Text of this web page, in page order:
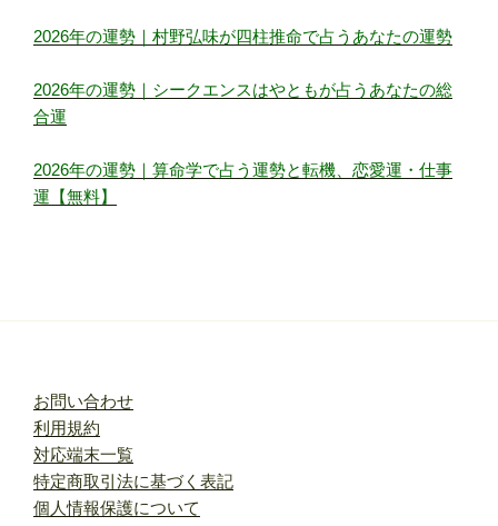
2026年の運勢｜村野弘味が四柱推命で占うあなたの運勢
2026年の運勢｜シークエンスはやともが占うあなたの総
合運
2026年の運勢｜算命学で占う運勢と転機、恋愛運・仕事
運【無料】
お問い合わせ
利用規約
対応端末一覧
特定商取引法に基づく表記
個人情報保護について